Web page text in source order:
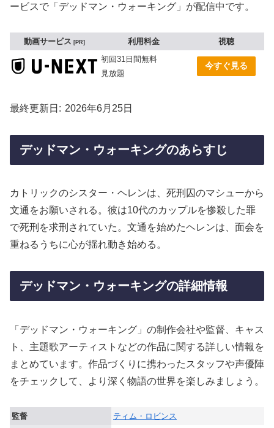
ービスで「デッドマン・ウォーキング」が配信中です。
動画サービス PR 利用料金
視聴
初回31日間無料
見放題
今すぐ見る
最終更新日 2026年6月25日
デッドマン・ウォーキングのあらすじ
カトリックのシスター・ヘレンは、死刑囚のマシューから
文通をお願いされる。彼は10代のカップルを惨殺した罪
で死刑を求刑されていた。文通を始めたヘレンは、面会を
重ねるうちに心が揺れ動き始める。
デッドマン・ウォーキングの詳細情報
「デッドマン・ウォーキング」の制作会社や監督、キャス
ト、主題歌アーティストなどの作品に関する詳しい情報を
まとめています。作品づくりに携わったスタッフや声優陣
をチェックして、より深く物語の世界を楽しみましょう。
監督
ティム・ロビンス